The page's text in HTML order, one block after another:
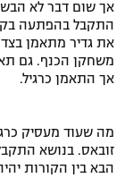
תנאי שימוש
תקנון פעילות
ספורט אתגרי
אומנויות לחימה
אך שום דבר לא
התקבל בהפתעה
את גדיר מתאמן
משחקן הכנף. גם
אך התאמן כרגיל.
מה שעוד מעסיק
זובאס. בנושא
הבא בין הקורות